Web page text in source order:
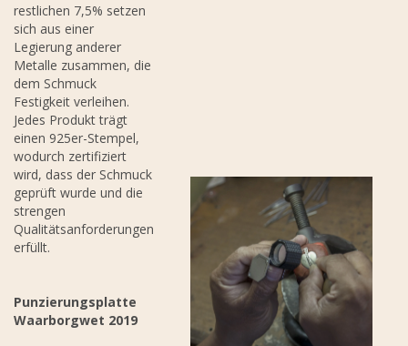
restlichen 7,5% setzen
sich aus einer
Legierung anderer
Metalle zusammen, die
dem Schmuck
Festigkeit verleihen.
Jedes Produkt trägt
einen 925er-Stempel,
wodurch zertifiziert
wird, dass der Schmuck
geprüft wurde und die
strengen
Qualitätsanforderungen
erfüllt.
Punzierungsplatte
Waarborgwet 2019